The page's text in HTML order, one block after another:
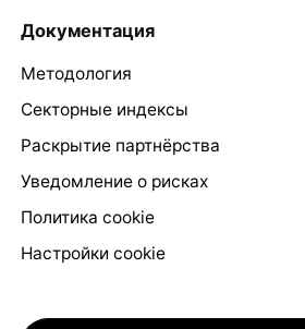
Документация
Методология
Секторные индексы
Раскрытие партнёрства
Уведомление о рисках
Политика cookie
Настройки cookie